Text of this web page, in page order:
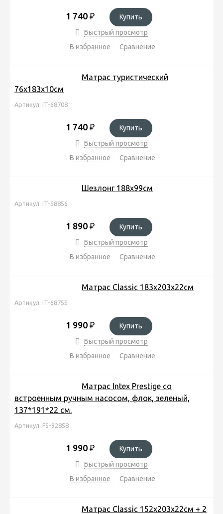
1 740 ₽
Купить
Быстрый просмотр
В избранное
Сравнение
Матрас туристический
76х183х10см
Артикул: IT-68708
1 740 ₽
Купить
Быстрый просмотр
В избранное
Сравнение
Шезлонг 188х99см
Артикул: IT-58856
1 890 ₽
Купить
Быстрый просмотр
В избранное
Сравнение
Матрас Classic 183х203х22см
Артикул: IT-68755
1 990 ₽
Купить
Быстрый просмотр
В избранное
Сравнение
Матрас Intex Prestige со
встроенным ручным насосом, флок, зеленый,
137*191*22 см.
Артикул: FS-92858
1 990 ₽
Купить
Быстрый просмотр
В избранное
Сравнение
Матрас Classic 152х203х22см + 2